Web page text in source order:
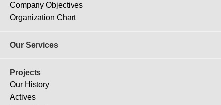
J-179
Company Objectives
Organization Chart
Our Services
Projects
Our History
Actives